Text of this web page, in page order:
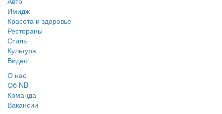
Имидж
Красота и здоровье
Рестораны
Стиль
Культура
Видео
О нас
Об NB
Команда
Вакансии